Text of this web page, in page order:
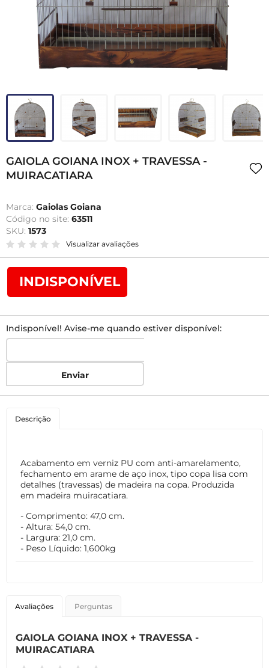
GAIOLA GOIANA INOX + TRAVESSA -
MUIRACATIARA
Marca: Gaiolas Goiana
Código no site: 63511
SKU: 1573
Visualizar avaliações
INDISPONÍVEL
Indisponível! Avise-me quando estiver disponível:
Enviar
Descrição
Acabamento em verniz PU com anti-amarelamento,
fechamento em arame de aço inox, tipo copa lisa com
detalhes (travessas) de madeira na copa. Produzida
em madeira muiracatiara.
- Comprimento: 47,0 cm.
- Altura: 54,0 cm.
- Largura: 21,0 cm.
- Peso Líquido: 1,600kg
Avaliações Perguntas
GAIOLA GOIANA INOX + TRAVESSA -
MUIRACATIARA